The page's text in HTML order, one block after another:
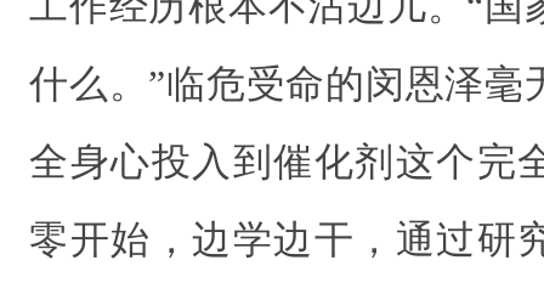
什么。”临危受命的闵恩泽毫
全身心投入到催化剂这个完
零开始，边学边干，通过研